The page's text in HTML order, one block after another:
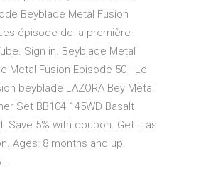
Beyblade Metal Fusion
épisode de la première
Sign in. Beyblade Metal
Metal Fusion Episode 50 - Le
beyblade LAZORA Bey Metal
Set BB104 145WD Basalt
Save 5% with coupon. Get it as
Ages: 8 months and up.
…